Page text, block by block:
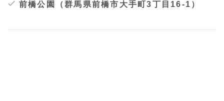
前橋公園（群馬県前橋市大手町3丁目16-1）